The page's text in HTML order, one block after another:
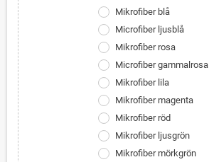
Mikrofiber blå
Microfiber ljusblå
Mikrofiber rosa
Microfiber gammalrosa
Mikrofiber lila
Mikrofiber magenta
Mikrofiber röd
Mikrofiber ljusgrön
Mikrofiber mörkgrön